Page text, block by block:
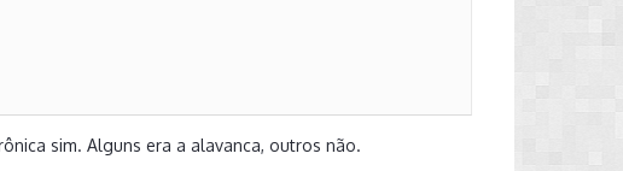
sim. Alguns era a alavanca, outros não.